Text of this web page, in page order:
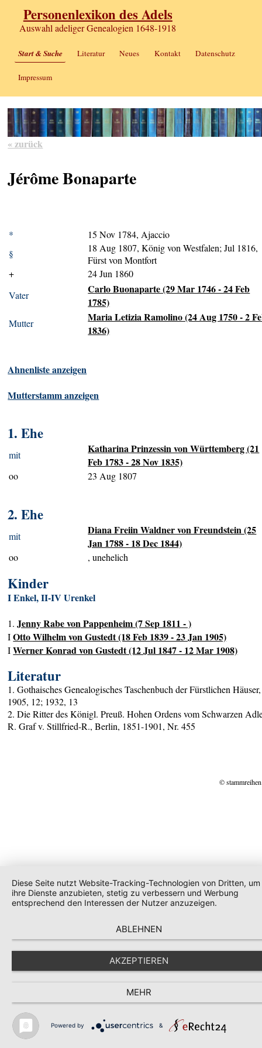
Personenlexikon des Adels
Auswahl adeliger Genealogien 1648-1918
Start & Suche Literatur Neues Kontakt Datenschutz
Impressum
« zurück
Jérôme Bonaparte
*
15 Nov 1784, Ajaccio
§
18 Aug 1807, König von Westfalen; Jul 1816,
Fürst von Montfort
+
24 Jun 1860
Vater
Carlo Buonaparte (29 Mar 1746 - 24 Feb
1785)
Mutter
Maria Letizia Ramolino (24 Aug 1750 - 2
1836)
Ahnenliste anzeigen
Mutterstamm anzeigen
1. Ehe
mit
Katharina Prinzessin von Württemberg (21
Feb 1783 - 28 Nov 1835)
oo 23 Aug 1807
2. Ehe
mit
Diana Freiin Waldner von Freundstein (25
Jan 1788 - 18 Dec 1844)
oo , unehelich
Kinder
I Enkel, II-IV Urenkel
1.Jenny Rabe von Pappenheim (7 Sep 1811 - )
IOtto Wilhelm von Gustedt (18 Feb 1839 - 23 Jan 1905)
IWerner Konrad von Gustedt (12 Jul 1847 - 12 Mar 1908)
Literatur
1. Gothaisches Genealogisches Taschenbuch der Fürstlichen Häuser,
1905, 12; 1932, 13
2. Die Ritter des Königl. Preuß. Hohen Ordens vom Schwarzen
R. Graf v. Stillfried-R., Berlin, 1851-1901, Nr. 455
©
Diese Seite nutzt Website-Tracking-Technologien von Dritten, um
ihre Dienste anzubieten, stetig zu verbessern und Werbung
entsprechend den Interessen der Nutzer anzuzeigen.
ABLEHNEN
AKZEPTIEREN
MEHR
Powered by &